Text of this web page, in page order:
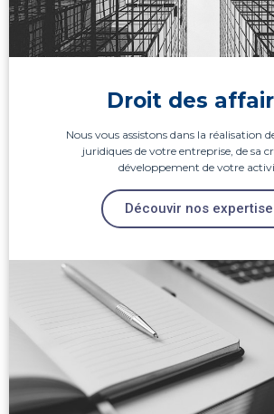
Droit des
Nous vous assistons dans la réalisation
juridiques de votre entreprise, de sa
développement de votre
Découvir nos